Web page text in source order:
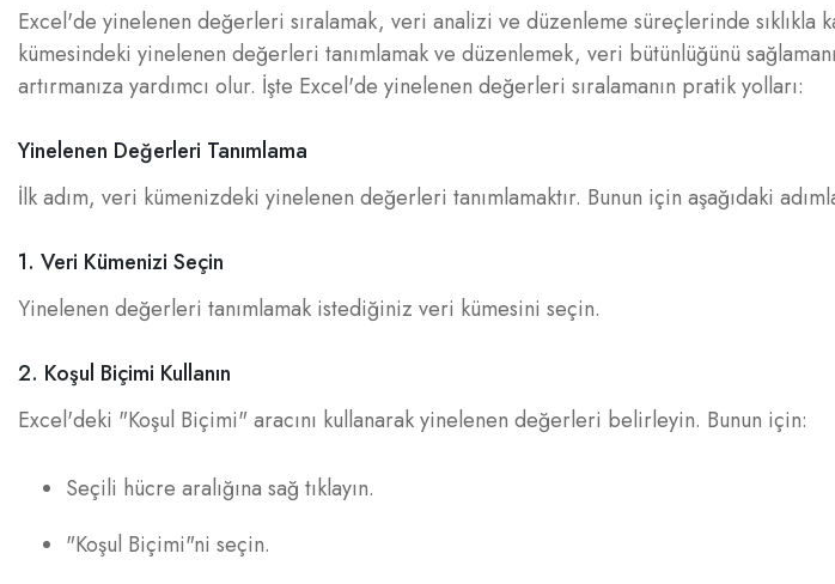
Excel'de yinelenen değerleri sıralamak, veri analizi ve düzenleme süreçlerinde sıklıkla
kümesindeki yinelenen değerleri tanımlamak ve düzenlemek, veri bütünlüğünü
artırmanıza yardımcı olur. İşte Excel'de yinelenen değerleri sıralamanın pratik yolları:
Yinelenen Değerleri Tanımlama
İlk adım, veri kümenizdeki yinelenen değerleri tanımlamaktır. Bunun için aşağıdaki
1. Veri Kümenizi Seçin
Yinelenen değerleri tanımlamak istediğiniz veri kümesini seçin.
2. Koşul Biçimi Kullanın
Excel'deki "Koşul Biçimi" aracını kullanarak yinelenen değerleri belirleyin. Bunun için:
Seçili hücre aralığına sağ tıklayın.
"Koşul Biçimi"ni seçin.